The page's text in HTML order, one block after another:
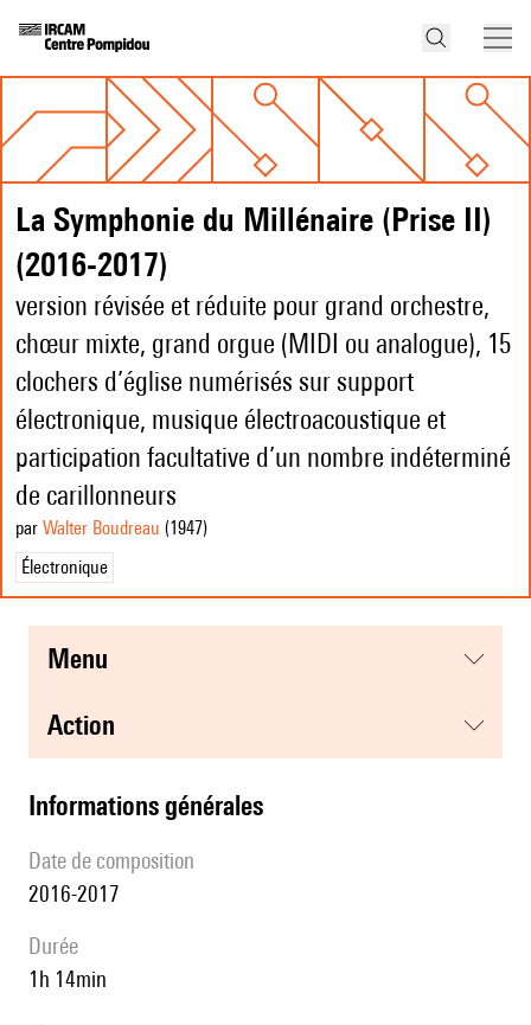
La Symphonie du Millénaire (Prise II)
(2016-2017)
version révisée et réduite pour grand orchestre,
chœur mixte, grand orgue (MIDI ou analogue), 15
clochers d’église numérisés sur support
électronique, musique électroacoustique et
participation facultative d’un nombre indéterminé
de carillonneurs
par Walter Boudreau (1947)
Électronique
menu
action
informations générales
date de composition
2016-2017
durée
1h 14min